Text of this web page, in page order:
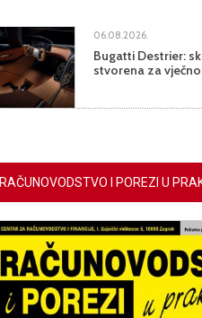
06.08.2026.
Bugatti Destrier:
stvorena za
RAČUNOVODSTVO I POREZI U